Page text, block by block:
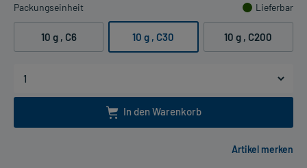
Packungseinheit Lieferbar
10 g , C6 10 g , C30 10 g , C200
In den Warenkorb